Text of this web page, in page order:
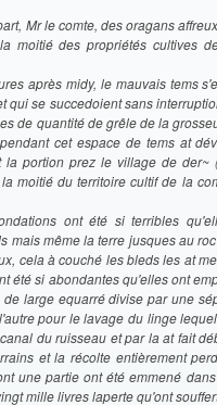
Mr le comte, des oragans
moitié des propriétés cultives
après midy, le mauvais tems
qui se succedoient sans
de quantité de grêle de la
cet espace de tems at
la portion prez le village de der~
moitié du territoire cultif de la
ont été si terribles
mais même la terre jusques au
cela à couché les bleds les at
été si abondantes qu'elles ont
large equarré divise par une
pour le lavage du linge
du ruisseau et par la at fait
et la récolte entièrement
une partie ont été emmené
mille livres laperte qu'ont